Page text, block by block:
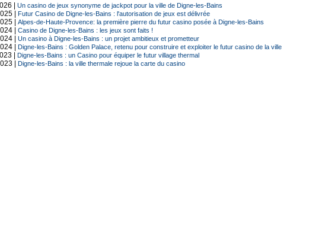
| Un casino de jeux synonyme de jackpot pour la ville de Digne-les-Bains
| Futur Casino de Digne-les-Bains : l'autorisation de jeux est délivrée
| Alpes-de-Haute-Provence: la première pierre du futur casino posée à Digne-les-Bains
| Casino de Digne-les-Bains : les jeux sont faits !
| Un casino à Digne-les-Bains : un projet ambitieux et prometteur
| Digne-les-Bains : Golden Palace, retenu pour construire et exploiter le futur casino de la ville
| Digne-les-Bains : un Casino pour équiper le futur village thermal
| Digne-les-Bains : la ville thermale rejoue la carte du casino